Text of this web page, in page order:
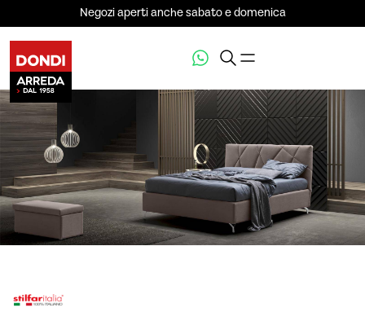
Negozi aperti anche sabato e domenica